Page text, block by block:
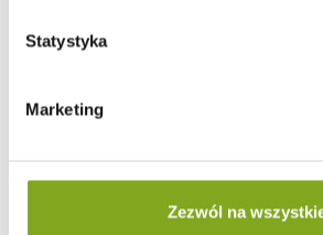
Statystyka
Marketing
Zezwól na
inwertery
montażowe